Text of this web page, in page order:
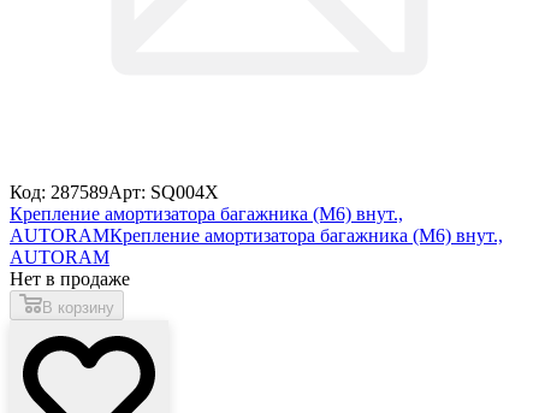
Код: 287589Арт: SQ004X
Крепление амортизатора багажника (М6) внут.,
AUTORAMКрепление амортизатора багажника (М6) внут.,
AUTORAM
Нет в продаже
В корзину